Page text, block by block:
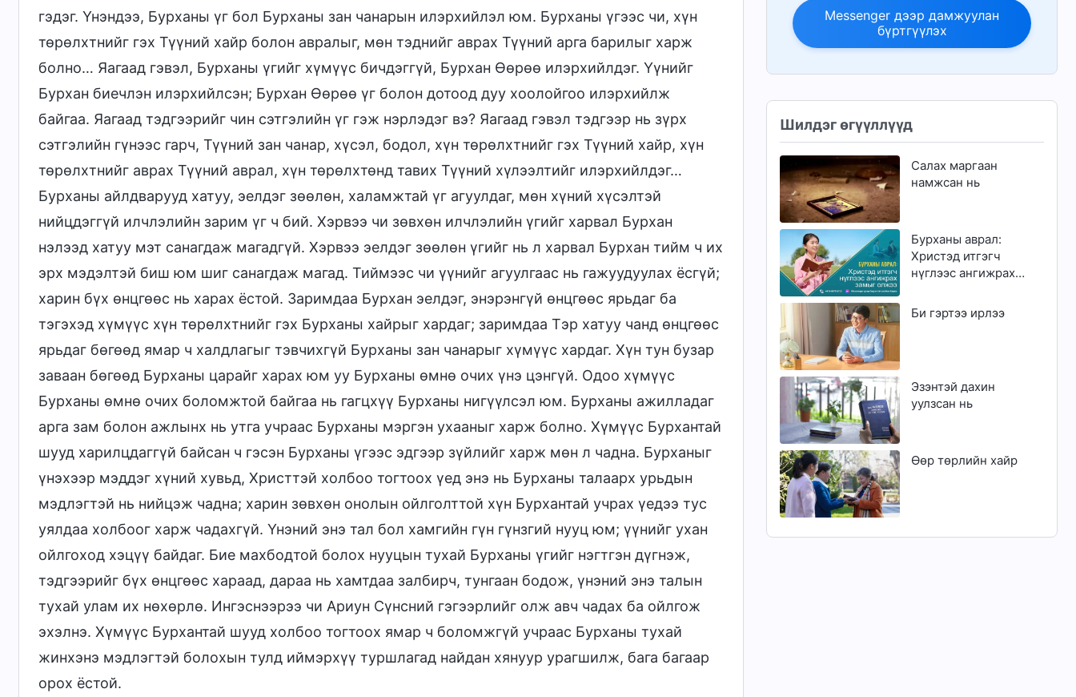
гэдэг. Үнэндээ, Бурханы үг бол Бурханы зан чанарын илэрхийлэл юм. Бурханы үгээс чи, хүн
төрөлхтнийг гэх Түүний хайр болон авралыг, мөн тэднийг аврах Түүний арга барилыг харж
болно… Яагаад гэвэл, Бурханы үгийг хүмүүс бичдэггүй, Бурхан Өөрөө илэрхийлдэг. Үүнийг
Бурхан биечлэн илэрхийлсэн; Бурхан Өөрөө үг болон дотоод дуу хоолойгоо илэрхийлж
байгаа. Яагаад тэдгээрийг чин сэтгэлийн үг гэж нэрлэдэг вэ? Яагаад гэвэл тэдгээр нь зүрх
сэтгэлийн гүнээс гарч, Түүний зан чанар, хүсэл, бодол, хүн төрөлхтнийг гэх Түүний хайр, хүн
төрөлхтнийг аврах Түүний аврал, хүн төрөлхтөнд тавих Түүний хүлээлтийг илэрхийлдэг…
Бурханы айлдварууд хатуу, эелдэг зөөлөн, халамжтай үг агуулдаг, мөн хүний хүсэлтэй
нийцдэггүй илчлэлийн зарим үг ч бий. Хэрвээ чи зөвхөн илчлэлийн үгийг харвал Бурхан
нэлээд хатуу мэт санагдаж магадгүй. Хэрвээ эелдэг зөөлөн үгийг нь л харвал Бурхан тийм ч их
эрх мэдэлтэй биш юм шиг санагдаж магад. Тиймээс чи үүнийг агуулгаас нь гажуудуулах ёсгүй;
харин бүх өнцгөөс нь харах ёстой. Заримдаа Бурхан эелдэг, энэрэнгүй өнцгөөс ярьдаг ба
тэгэхэд хүмүүс хүн төрөлхтнийг гэх Бурханы хайрыг хардаг; заримдаа Тэр хатуу чанд өнцгөөс
ярьдаг бөгөөд ямар ч халдлагыг тэвчихгүй Бурханы зан чанарыг хүмүүс хардаг. Хүн тун бузар
заваан бөгөөд Бурханы царайг харах юм уу Бурханы өмнө очих үнэ цэнгүй. Одоо хүмүүс
Бурханы өмнө очих боломжтой байгаа нь гагцхүү Бурханы нигүүлсэл юм. Бурханы ажилладаг
арга зам болон ажлынх нь утга учраас Бурханы мэргэн ухааныг харж болно. Хүмүүс Бурхантай
шууд харилцдаггүй байсан ч гэсэн Бурханы үгээс эдгээр зүйлийг харж мөн л чадна. Бурханыг
үнэхээр мэддэг хүний хувьд, Христтэй холбоо тогтоох үед энэ нь Бурханы талаарх урьдын
мэдлэгтэй нь нийцэж чадна; харин зөвхөн онолын ойлголттой хүн Бурхантай учрах үедээ тус
уялдаа холбоог харж чадахгүй. Үнэний энэ тал бол хамгийн гүн гүнзгий нууц юм; үүнийг ухан
ойлгоход хэцүү байдаг. Бие махбодтой болох нууцын тухай Бурханы үгийг нэгтгэн дүгнэж,
тэдгээрийг бүх өнцгөөс хараад, дараа нь хамтдаа залбирч, тунгаан бодож, үнэний энэ талын
тухай улам их нөхөрлө. Ингэснээрээ чи Ариун Сүнсний гэгээрлийг олж авч чадах ба ойлгож
эхэлнэ. Хүмүүс Бурхантай шууд холбоо тогтоох ямар ч боломжгүй учраас Бурханы тухай
жинхэнэ мэдлэгтэй болохын тулд иймэрхүү туршлагад найдан хянуур урагшилж, бага багаар
орох ёстой.
Messenger дээр дамжуулан
бүртгүүлэх
Шилдэг өгүүллүүд
Салах маргаан
намжсан нь
Бурханы аврал:
Христэд итгэгч
нүглээс ангижрах
Би гэртээ ирлээ
Эзэнтэй дахин
уулзсан нь
Өөр төрлийн хайр